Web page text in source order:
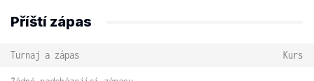
Příští zápas
Turnaj a zápas Kurs